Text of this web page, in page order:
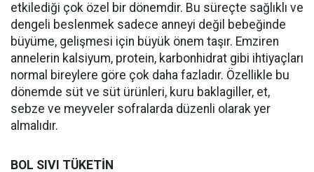
etkilediği çok özel bir dönemdir. Bu süreçte sağlıklı ve
dengeli beslenmek sadece anneyi değil bebeğinde
büyüme, gelişmesi için büyük önem taşır. Emziren
annelerin kalsiyum, protein, karbonhidrat gibi ihtiyaçları
normal bireylere göre çok daha fazladır. Özellikle bu
dönemde süt ve süt ürünleri, kuru baklagiller, et,
sebze ve meyveler sofralarda düzenli olarak yer
almalıdır.
BOL SIVI TÜKETİN